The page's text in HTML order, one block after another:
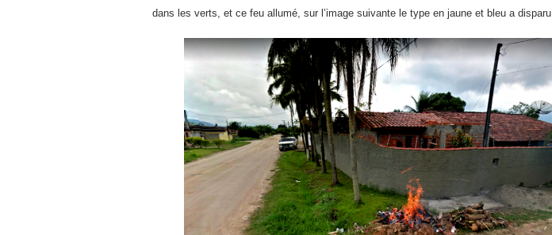
dans les verts, et ce feu allumé, sur l’image suivante le type en jaune et bleu a disparu